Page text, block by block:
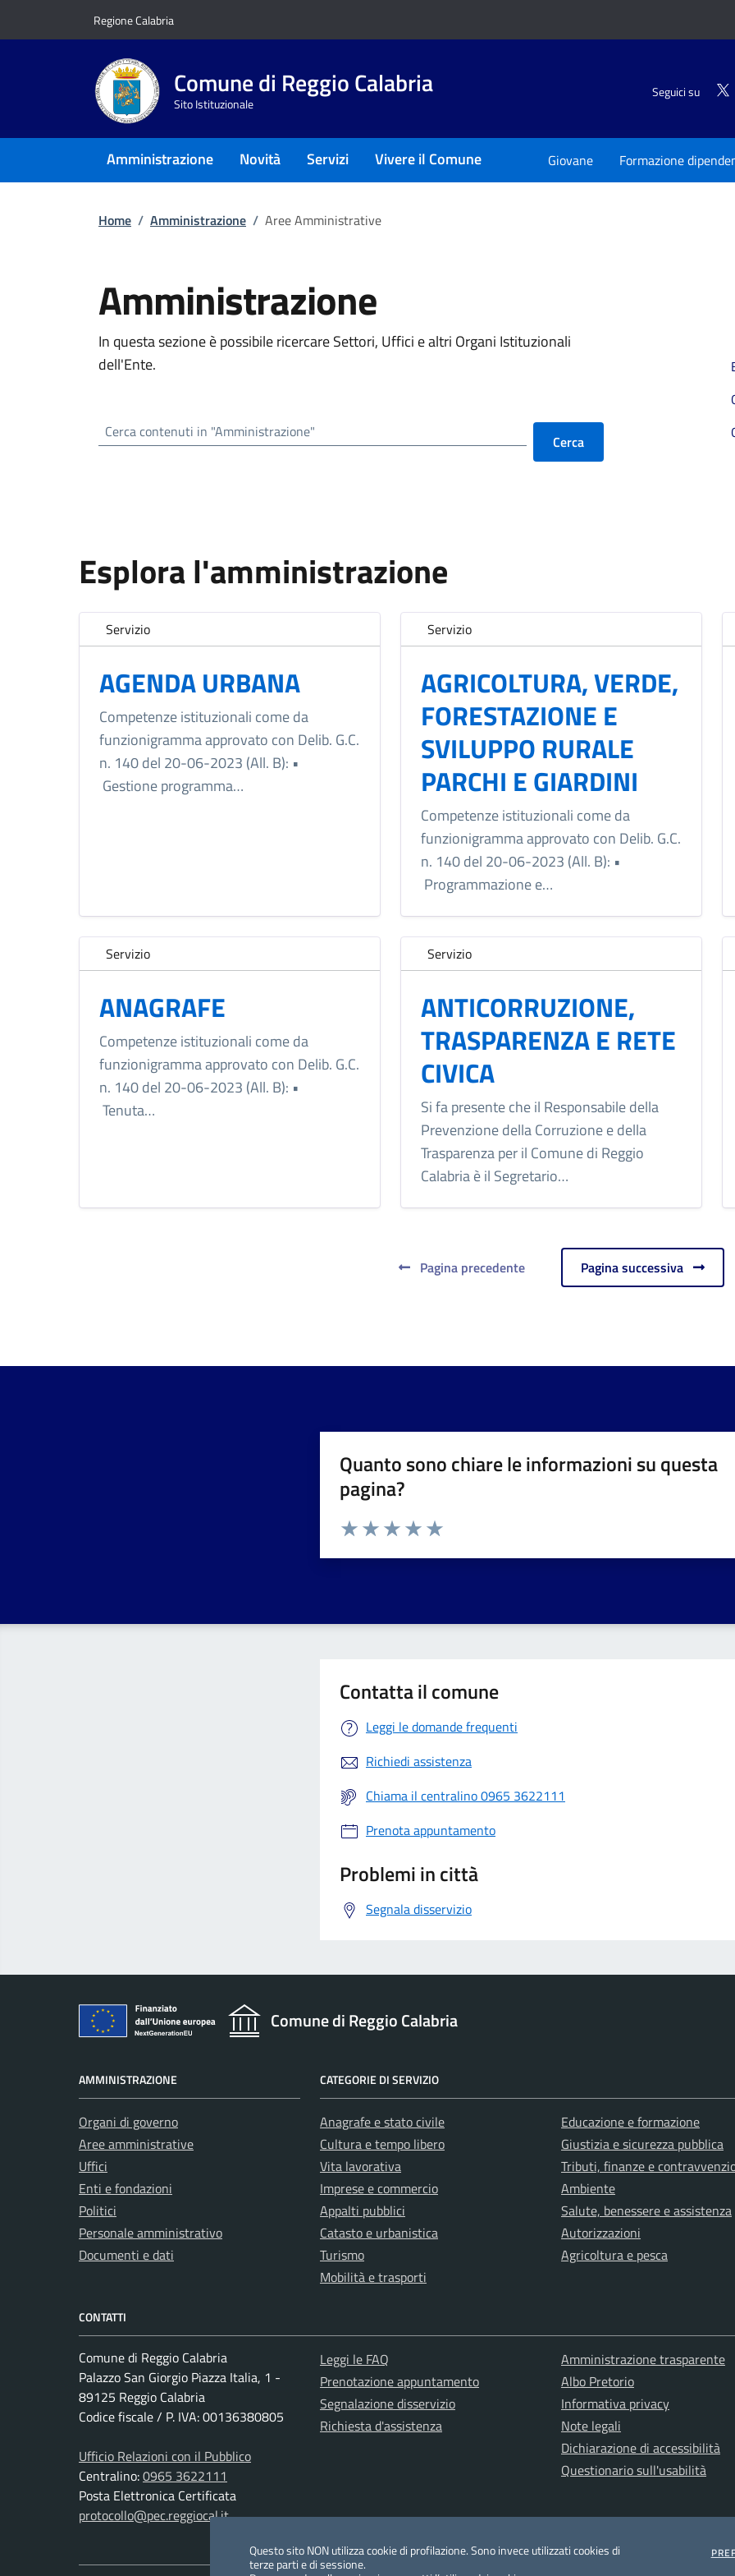
Regione Calabria
Comune di Reggio Calabria
Sito Istituzionale
Seguici su
Amministrazione Novità Servizi Vivere il Comune Giovane Formazione
Home / Amministrazione / Aree Amministrative
Amministrazione
In questa sezione è possibile ricercare Settori, Uffici e altri Organi Istituzionali
dell'Ente.
Cerca contenuti in "Amministrazione"
Cerca
Esplora l'amministrazione
Servizio
AGENDA URBANA
Competenze istituzionali come da
funzionigramma approvato con Delib. G.C.
n. 140 del 20-06-2023 (All. B): •
Gestione programma…
Servizio
AGRICOLTURA, VERDE,
FORESTAZIONE E
SVILUPPO RURALE
PARCHI E GIARDINI
Competenze istituzionali come da
funzionigramma approvato con Delib. G.C.
n. 140 del 20-06-2023 (All. B): •
Programmazione e…
Servizio
ANAGRAFE
Competenze istituzionali come da
funzionigramma approvato con Delib. G.C.
n. 140 del 20-06-2023 (All. B): •
Tenuta…
Servizio
ANTICORRUZIONE,
TRASPARENZA E RETE
CIVICA
Si fa presente che il Responsabile della
Prevenzione della Corruzione e della
Trasparenza per il Comune di Reggio
Calabria è il Segretario…
Pagina precedente Pagina successiva
Quanto sono chiare le informazioni su questa
pagina?
Valuta da 1 a 5 stelle la pagina
Contatta il comune
Leggi le domande frequenti
Richiedi assistenza
Chiama il centralino 0965 3622111
Prenota appuntamento
Problemi in città
Segnala disservizio
Comune di Reggio Calabria
AMMINISTRAZIONE
Organi di governo
Aree amministrative
Uffici
Enti e fondazioni
Politici
Personale amministrativo
Documenti e dati
CATEGORIE DI SERVIZIO
Anagrafe e stato civile
Cultura e tempo libero
Vita lavorativa
Imprese e commercio
Appalti pubblici
Catasto e urbanistica
Turismo
Mobilità e trasporti
Educazione e formazione
Giustizia e sicurezza pubblica
Tributi, finanze e
Ambiente
Salute, benessere e assistenza
Autorizzazioni
Agricoltura e pesca
CONTATTI
Comune di Reggio Calabria
Palazzo San Giorgio Piazza Italia, 1 -
89125 Reggio Calabria
Codice fiscale / P. IVA: 00136380805
Ufficio Relazioni con il Pubblico
Centralino:0965 3622111
Posta Elettronica Certificata
protocollo@pec.reggiocal.it
Leggi le FAQ
Prenotazione appuntamento
Segnalazione disservizio
Richiesta d'assistenza
Amministrazione trasparente
Albo Pretorio
Informativa privacy
Note legali
Dichiarazione di accessibilità
Questionario sull'usabilità
Questo sito NON utilizza cookie di profilazione. Sono invece utilizzati cookies di
terze parti e di sessione.